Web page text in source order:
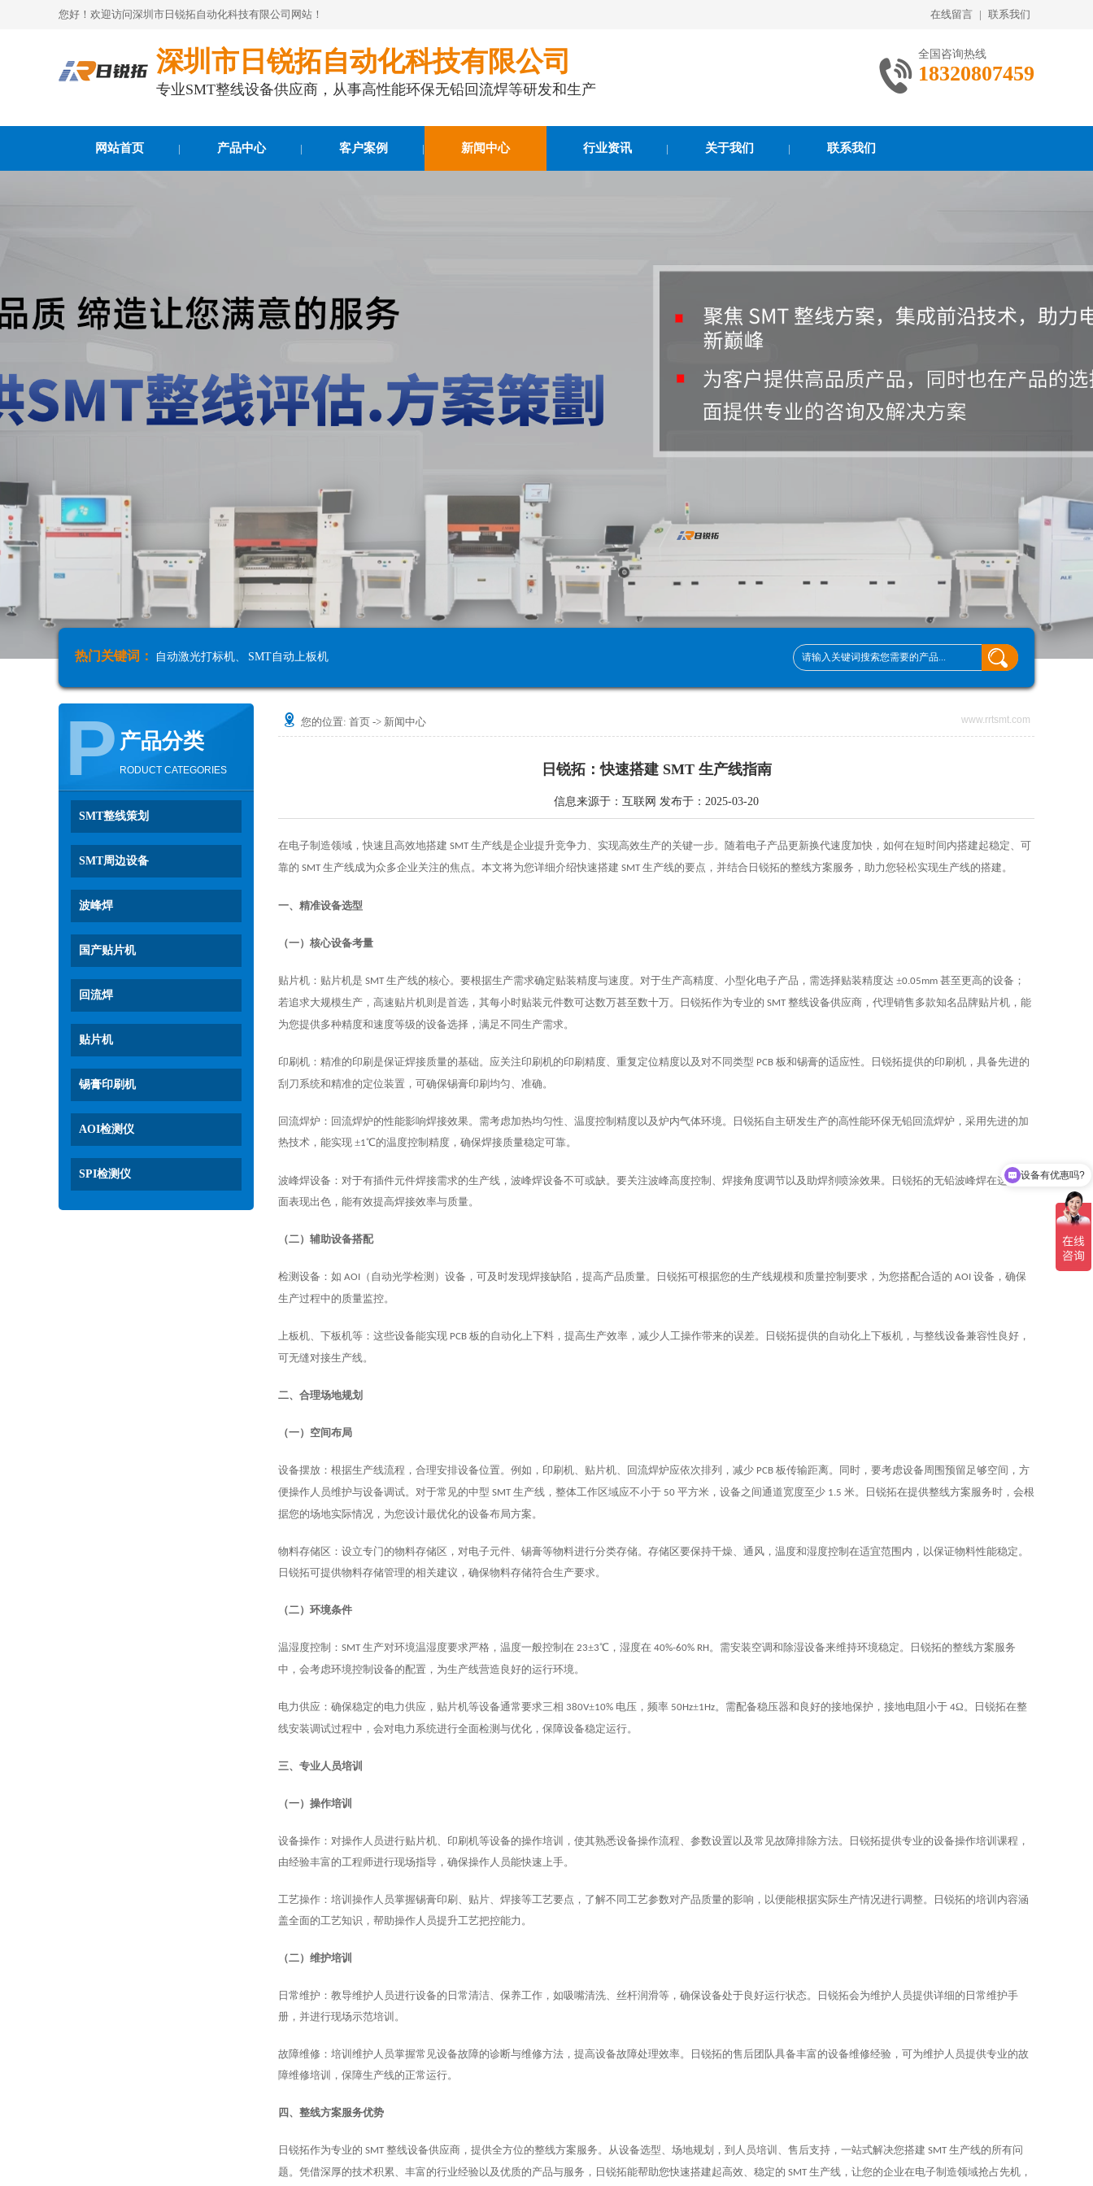
您好！欢迎访问深圳市日锐拓自动化科技有限公司网站！ 在线留言 | 联系我们
深圳市日锐拓自动化科技有限公司
专业SMT整线设备供应商，从事高性能环保无铅回流焊等研发和生产
全国咨询热线
18320807459
网站首页 产品中心 客户案例 新闻中心 行业资讯 关于我们 联系我们
热门关键词： 自动激光打标机、 SMT自动上板机
P 产品分类
RODUCT CATEGORIES
SMT整线策划
SMT周边设备
波峰焊
国产贴片机
回流焊
贴片机
锡膏印刷机
AOI检测仪
SPI检测仪
您的位置: 首页 -> 新闻中心 www.rrtsmt.com
日锐拓：快速搭建 SMT 生产线指南
信息来源于：互联网 发布于：2025-03-20
在电子制造领域，快速且高效地搭建 SMT生产线是企业提升竞争力、实现高效生产的关键一步。随着电子产品更新换代速度加快，如何在短时间内搭建起稳定、可
靠的 SMT生产线成为众多企业关注的焦点。本文将为您详细介绍快速搭建 SMT生产线的要点，并结合日锐拓的整线方案服务，助力您轻松实现生产线的搭建。
一、精准设备选型
（一）核心设备考量
贴片机：贴片机是 SMT生产线的核心。要根据生产需求确定贴装精度与速度。对于生产高精度、小型化电子产品，需选择贴装精度达 ±0.05mm 甚至更高的设备；
若追求大规模生产，高速贴片机则是首选，其每小时贴装元件数可达数万甚至数十万。日锐拓作为专业的 SMT整线设备供应商，代理销售多款知名品牌贴片机，能
为您提供多种精度和速度等级的设备选择，满足不同生产需求。
印刷机：精准的印刷是保证焊接质量的基础。应关注印刷机的印刷精度、重复定位精度以及对不同类型 PCB 板和锡膏的适应性。日锐拓提供的印刷机，具备先进的
刮刀系统和精准的定位装置，可确保锡膏印刷均匀、准确。
回流焊炉：回流焊炉的性能影响焊接效果。需考虑加热均匀性、温度控制精度以及炉内气体环境。日锐拓自主研发生产的高性能环保无铅回流焊炉，采用先进的加
热技术，能实现 ±1℃的温度控制精度，确保焊接质量稳定可靠。
波峰焊设备：对于有插件元件焊接需求的生产线，波峰焊设备不可或缺。要关注波峰高度控制、焊接角度调节以及助焊剂喷涂效果。日锐拓的无铅波峰焊在这些方
面表现出色，能有效提高焊接效率与质量。
（二）辅助设备搭配
检测设备：如 AOI （自动光学检测）设备，可及时发现焊接缺陷，提高产品质量。日锐拓可根据您的生产线规模和质量控制要求，为您搭配合适的 AOI 设备，确保
生产过程中的质量监控。
上板机、下板机等：这些设备能实现 PCB 板的自动化上下料，提高生产效率，减少人工操作带来的误差。日锐拓提供的自动化上下板机，与整线设备兼容性良好，
可无缝对接生产线。
二、合理场地规划
（一）空间布局
设备摆放：根据生产线流程，合理安排设备位置。例如，印刷机、贴片机、回流焊炉应依次排列，减少 PCB 板传输距离。同时，要考虑设备周围预留足够空间，方
便操作人员维护与设备调试。对于常见的中型 SMT生产线，整体工作区域应不小于 50 平方米，设备之间通道宽度至少 1.5 米。日锐拓在提供整线方案服务时，会根
据您的场地实际情况，为您设计最优化的设备布局方案。
物料存储区：设立专门的物料存储区，对电子元件、锡膏等物料进行分类存储。存储区要保持干燥、通风，温度和湿度控制在适宜范围内，以保证物料性能稳定。
日锐拓可提供物料存储管理的相关建议，确保物料存储符合生产要求。
（二）环境条件
温湿度控制： SMT生产对环境温湿度要求严格，温度一般控制在 23±3℃，湿度在 40%-60% RH。需安装空调和除湿设备来维持环境稳定。日锐拓的整线方案服务
中，会考虑环境控制设备的配置，为生产线营造良好的运行环境。
电力供应：确保稳定的电力供应，贴片机等设备通常要求三相 380V±10% 电压，频率 50Hz±1Hz。需配备稳压器和良好的接地保护，接地电阻小于 4Ω。日锐拓在整
线安装调试过程中，会对电力系统进行全面检测与优化，保障设备稳定运行。
三、专业人员培训
（一）操作培训
设备操作：对操作人员进行贴片机、印刷机等设备的操作培训，使其熟悉设备操作流程、参数设置以及常见故障排除方法。日锐拓提供专业的设备操作培训课程，
由经验丰富的工程师进行现场指导，确保操作人员能快速上手。
工艺操作：培训操作人员掌握锡膏印刷、贴片、焊接等工艺要点，了解不同工艺参数对产品质量的影响，以便能根据实际生产情况进行调整。日锐拓的培训内容涵
盖全面的工艺知识，帮助操作人员提升工艺把控能力。
（二）维护培训
日常维护：教导维护人员进行设备的日常清洁、保养工作，如吸嘴清洗、丝杆润滑等，确保设备处于良好运行状态。日锐拓会为维护人员提供详细的日常维护手
册，并进行现场示范培训。
故障维修：培训维护人员掌握常见设备故障的诊断与维修方法，提高设备故障处理效率。日锐拓的售后团队具备丰富的设备维修经验，可为维护人员提供专业的故
障维修培训，保障生产线的正常运行。
四、整线方案服务优势
日锐拓作为专业的 SMT整线设备供应商，提供全方位的整线方案服务。从设备选型、场地规划，到人员培训、售后支持，一站式解决您搭建 SMT生产线的所有问
题。凭借深厚的技术积累、丰富的行业经验以及优质的产品与服务，日锐拓能帮助您快速搭建起高效、稳定的 SMT生产线，让您的企业在电子制造领域抢占先机，
可以介绍下你们的产品么？